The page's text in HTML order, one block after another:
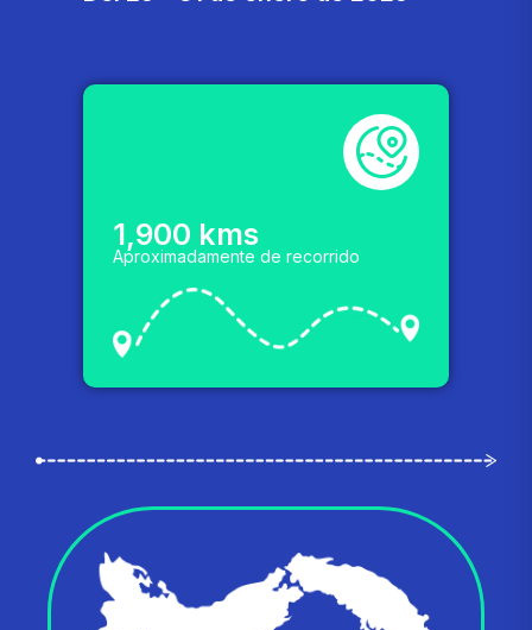
Aproximadamente de recorrido
1,900 kms